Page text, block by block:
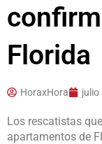
Florida
HoraxHora julio
Los rescatistas
apartamentos de